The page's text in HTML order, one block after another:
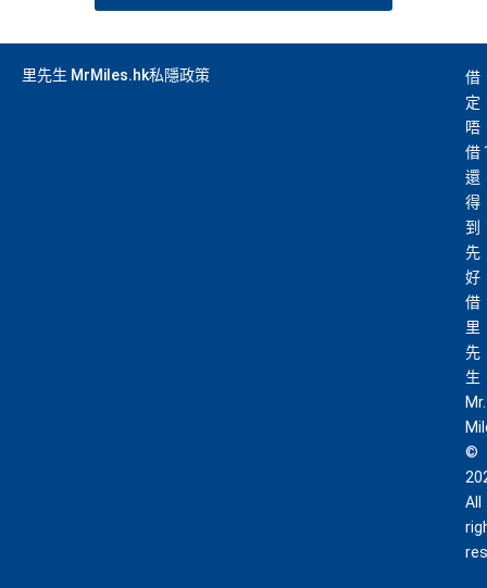
里先生 MrMiles.hk私隱政策
借
定
唔
借
還
得
到
先
好
借
里
先
生
Mr.
©
All